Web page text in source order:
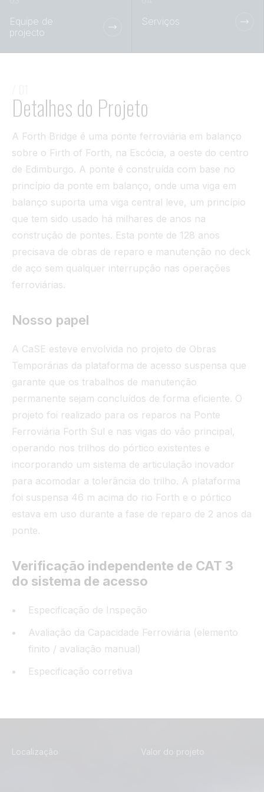
Equipe de
projecto
Serviços
Detalhes do Projeto
A Forth Bridge é uma ponte ferroviária em balanço
sobre o Firth of Forth, na Escócia, a oeste do centro
de Edimburgo. A ponte é construída com base no
princípio da ponte em balanço, onde uma viga em
balanço suporta uma viga central leve, um princípio
que tem sido usado há milhares de anos na
construção de pontes. Esta ponte de 128 anos
precisava de obras de reparo e manutenção no deck
de aço sem qualquer interrupção nas operações
ferroviárias.
Nosso papel
A CaSE esteve envolvida no projeto de Obras
Temporárias da plataforma de acesso suspensa que
garante que os trabalhos de manutenção
permanente sejam concluídos de forma eficiente. O
projeto foi realizado para os reparos na Ponte
Ferroviária Forth Sul e nas vigas do vão principal,
operando nos trilhos do pórtico existentes e
incorporando um sistema de articulação inovador
para acomodar a tolerância do trilho. A plataforma
foi suspensa 46 m acima do rio Forth e o pórtico
estava em uso durante a fase de reparo de 2 anos da
ponte.
Verificação independente de CAT 3
do sistema de acesso
Especificação de Inspeção
Avaliação da Capacidade Ferroviária (elemento
finito / avaliação manual)
Especificação corretiva
Localização Valor do projeto